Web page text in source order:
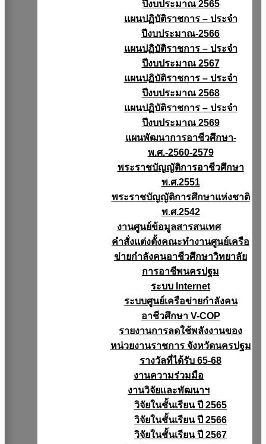
ปีงบประมาณ 2565
แผนปฏิบัติราชการ – ประจำ
ปีงบประมาณ-2566
แผนปฏิบัติราชการ – ประจำ
ปีงบประมาณ 2567
แผนปฏิบัติราชการ – ประจำ
ปีงบประมาณ 2568
แผนปฏิบัติราชการ – ประจำ
ปีงบประมาณ 2569
แผนพัฒนาการอาชีวศึกษา-
พ.ศ.-2560-2579
พระราชบัญญัติการอาชีวศึกษา
พ.ศ.2551
พระราชบัญญัติการศึกษาแห่งชาติ
พ.ศ.2542
งานศูนย์ข้อมูลสารสนเทศ
คำสั่งแต่งตั้งคณะทำงานศูนย์เครือ
ข่ายกำลังคนอาชีวศึกษาวิทยาลัย
การอาชีพนครปฐม
ระบบ Internet
ระบบศูนย์เครือข่ายกำลังคน
อาชีวศึกษา V-COP
รายงานการลดใช้พลังงานของ
หน่วยงานราชการ จังหวัดนครปฐม
รางวัลที่ได้รับ 65-68
งานความร่วมมือ
งานวิจัยเเละพัฒนาฯ
วิจัยในชั้นเรียน ปี 2565
วิจัยในชั้นเรียน ปี 2566
วิจัยในชั้นเรียน ปี 2567